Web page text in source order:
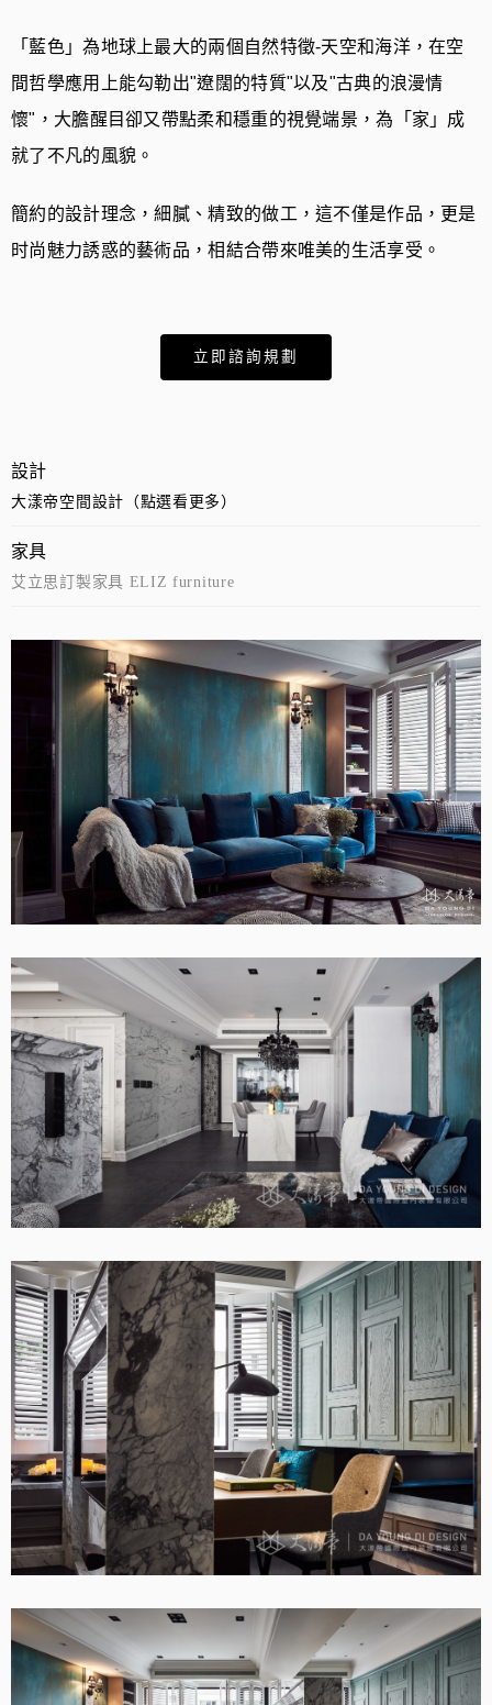
「藍色」為地球上最大的兩個自然特徵-天空和海洋，在空
間哲學應用上能勾勒出"遼闊的特質"以及"古典的浪漫情
懷"，大膽醒目卻又帶點柔和穩重的視覺端景，為「家」成
就了不凡的風貌。
簡約的設計理念，細膩、精致的做工，這不僅是作品，更是
时尚魅力誘惑的藝術品，相結合帶來唯美的生活享受。
立即諮詢規劃
設計
大漾帝空間設計（點選看更多）
家具
艾立思訂製家具 ELIZ furniture